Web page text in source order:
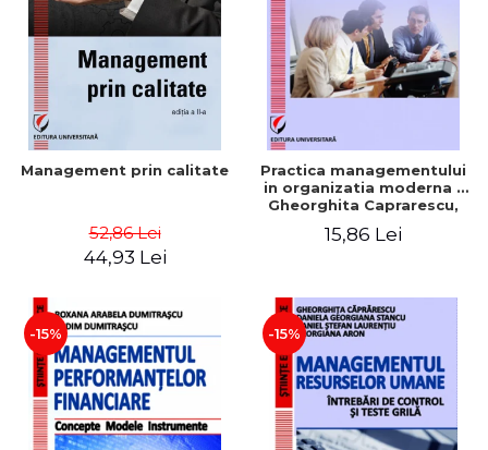
Management prin calitate
52,86 Lei
44,93 Lei
Practica managementului
in organizatia moderna -
Gheorghita Caprarescu,
Georgiana Aron
15,86 Lei
-15% -15%